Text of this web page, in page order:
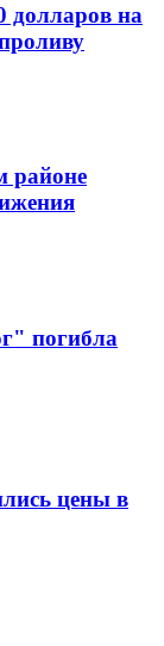
долларов на
районе
погибла
цены в